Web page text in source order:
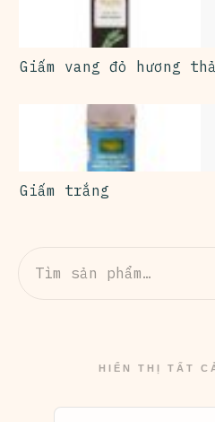
Tìm
HIỂN THỊ TẤT
Giấm vang đỏ hương
Giấm trắng